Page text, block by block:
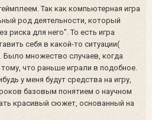
Так как компьютерная игра
род деятельности, который
риска для него". То есть игра
себя в какой-то ситуации(
Было множество случаев, когда
что раньше играли в подобное.
у меня будут средства на игру,
базовым понятием о научном
красивый сюжет, основанный на